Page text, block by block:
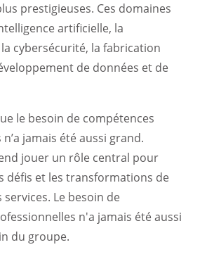
prestigieuses. Ces domaines
artificielle, la
cybersécurité, la fabrication
de données et de
le besoin de compétences
jamais été aussi grand.
jouer un rôle central pour
défis et les transformations de
Le besoin de
n'a jamais été aussi
du groupe.